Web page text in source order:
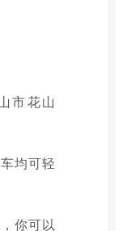
市花山
均可轻
你可以